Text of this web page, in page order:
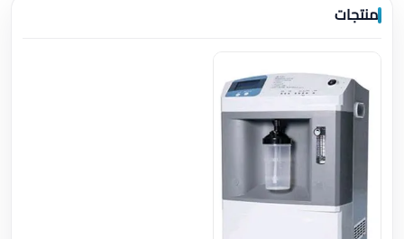
منتجات